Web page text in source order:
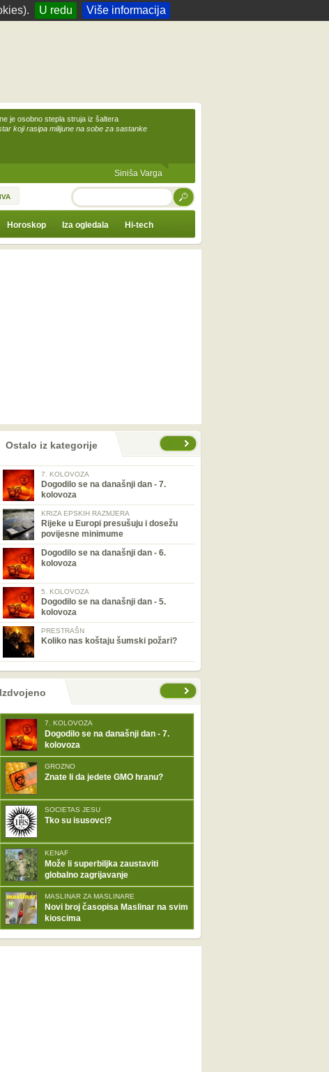
U redu Više informacija
je osobno stepla struja iz šaltera
koji rasipa milijune na sobe za sastanke
Siniša Varga
TRAŽI
Horoskop Iza ogledala Hi-tech
Ostalo iz kategorije
7. KOLOVOZA
Dogodilo se na današnji dan - 7.
kolovoza
KRIZA EPSKIH RAZMJERA
Rijeke u Europi presušuju i dosežu
povijesne minimume
Dogodilo se na današnji dan - 6.
kolovoza
5. KOLOVOZA
Dogodilo se na današnji dan - 5.
kolovoza
PRESTRAŠN
Koliko nas koštaju šumski požari?
stranice
Izdvojeno
7. KOLOVOZA
Dogodilo se na današnji dan - 7.
kolovoza
GROZNO
Znate li da jedete GMO hranu?
SOCIETAS JESU
Tko su isusovci?
KENAF
Može li superbiljka zaustaviti
globalno zagrijavanje
MASLINAR ZA MASLINARE
Novi broj časopisa Maslinar na svim
kioscima